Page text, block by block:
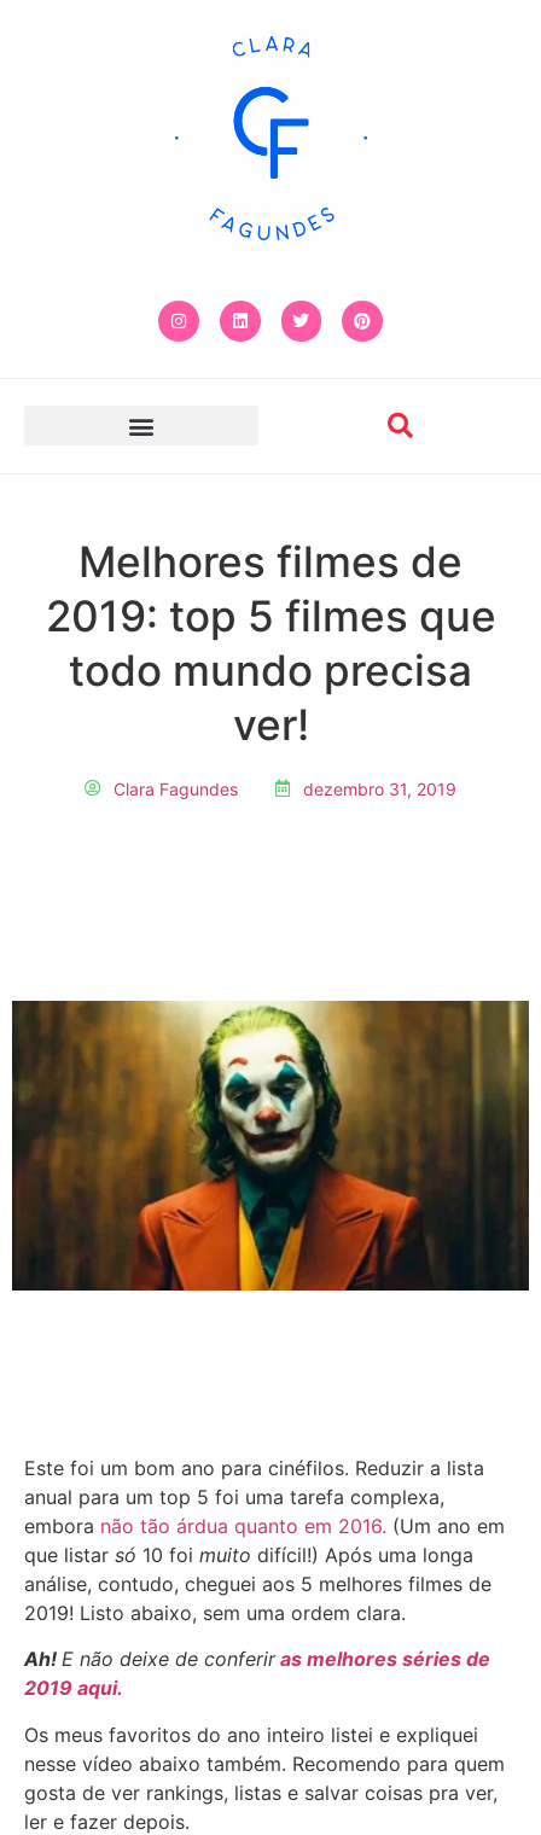
Melhores filmes de
2019: top 5 filmes que
todo mundo precisa
ver!
Clara Fagundes dezembro 31, 2019
Este foi um bom ano para cinéfilos. Reduzir a lista
anual para um top 5 foi uma tarefa complexa,
embora não tão árdua quanto em 2016. (Um ano em
que listar só 10 foi muito difícil!) Após uma longa
análise, contudo, cheguei aos 5 melhores filmes de
2019! Listo abaixo, sem uma ordem clara.
Ah! E não deixe de conferir as melhores séries de
2019 aqui.
Os meus favoritos do ano inteiro listei e expliquei
nesse vídeo abaixo também. Recomendo para quem
gosta de ver rankings, listas e salvar coisas pra ver,
ler e fazer depois.